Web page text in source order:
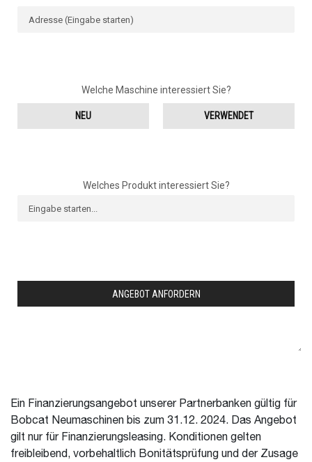
Ein Finanzierungsangebot unserer Partnerbanken gültig für
Bobcat Neumaschinen bis zum 31.12. 2024. Das Angebot
gilt nur für Finanzierungsleasing. Konditionen gelten
freibleibend, vorbehaltlich Bonitätsprüfung und der Zusage